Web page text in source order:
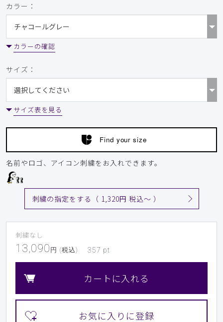
カラー：
カラーの確認
サイズ：
サイズ表を見る
Find your size
名前やロゴ、アイコン刺繍をお入れできます。
刺繍の指定をする（ 1,320円 税込〜 ）
刺繍なし
13,090 円 (税込) 357 pt
カートに入れる